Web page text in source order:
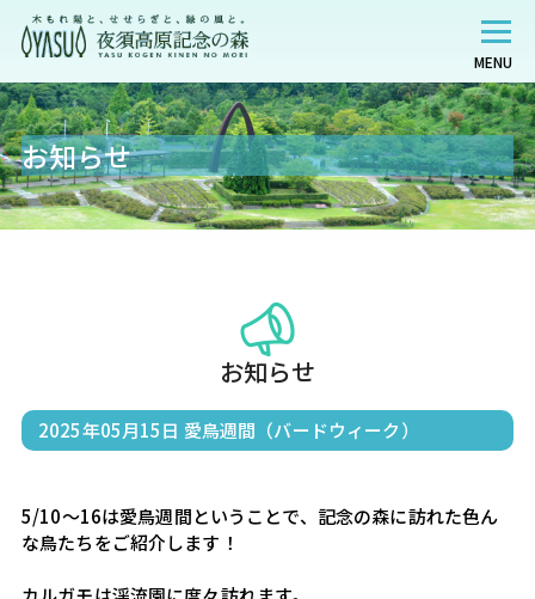
MENU
お知らせ
お知らせ
2025年05月15日 愛鳥週間（バードウィーク）
5/10〜16は愛鳥週間ということで、記念の森に訪れた色ん
な鳥たちをご紹介します！